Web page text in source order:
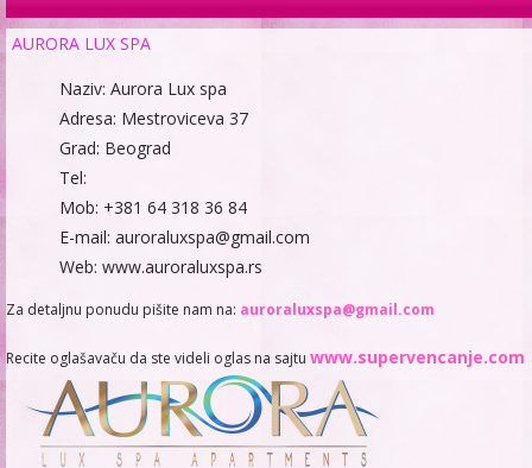
AURORA LUX SPA
Naziv: Aurora Lux spa
Adresa: Mestroviceva 37
Grad: Beograd
Tel:
Mob: +381 64 318 36 84
E-mail: auroraluxspa@gmail.com
Web: www.auroraluxspa.rs
Za detaljnu ponudu pišite nam na: auroraluxspa@gmail.com
Recite oglašavaču da ste videli oglas na sajtu www.supervencanje.com